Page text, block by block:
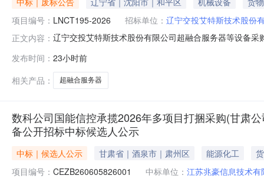
项目编号： LNCT195-2026 招标单位： 辽宁交投艾特斯技术股份
正文内容： 辽宁交投艾特斯技术股份有限公司超融合服务器等设备
知”前附表附录3的规定”的规定，该供应商响应文件未通
发展有限公司、辽宁恒通智能交通
发布时间： 23小时前
相关产品：
超融合服务器
数科公司国能信控承揽2026年多项目打捆采购(甘肃
备公开招标中标候选人公示
中标｜候选人公示 甘肃省｜酒泉市｜肃州区 能源化工
项目编号： CEZB260605826001 中标单位： 江苏兆豪信息技术有